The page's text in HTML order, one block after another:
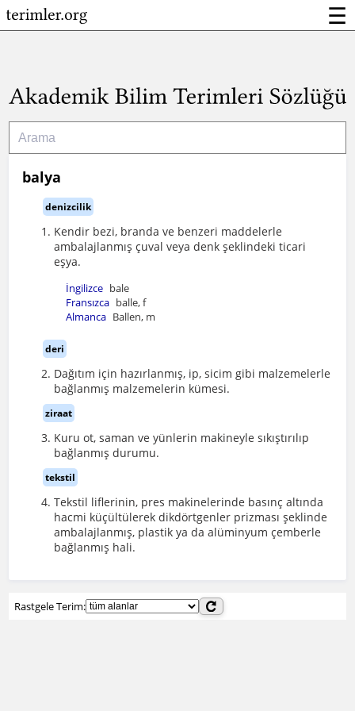
☰
balya
denizcilik
Kendir bezi, branda ve benzeri maddelerle
ambalajlanmış çuval veya denk şeklindeki ticari
eşya.
İngilizce bale
Fransızca balle, f
Almanca Ballen, m
deri
Dağıtım için hazırlanmış, ip, sicim gibi malzemelerle
bağlanmış malzemelerin kümesi.
ziraat
Kuru ot, saman ve yünlerin makineyle sıkıştırılıp
bağlanmış durumu.
tekstil
Tekstil liflerinin, pres makinelerinde basınç altında
hacmi küçültülerek dikdörtgenler prizması şeklinde
ambalajlanmış, plastik ya da alüminyum çemberle
bağlanmış hali.
Rastgele Terim: